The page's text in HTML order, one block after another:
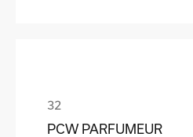
PCW PARFUMEUR